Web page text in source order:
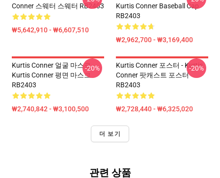
Conner 스웨터 스웨터 RB2403
₩5,642,910 - ₩6,607,510
Kurtis Conner Baseball Cap
RB2403
₩2,962,700 - ₩3,169,400
Kurtis Conner 얼굴 마스크 -
Kurtis Conner 평면 마스크
RB2403
₩2,740,842 - ₩3,100,500
-20%
Kurtis Conner 포스터 - Kurtis
Conner 팟캐스트 포스터
RB2403
₩2,728,440 - ₩6,325,020
-20%
더 보기
관련 상품